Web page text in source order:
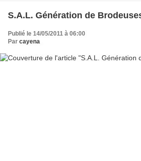
S.A.L. Génération de
Publié le 14/05/2011 à 06:00
Par cayena